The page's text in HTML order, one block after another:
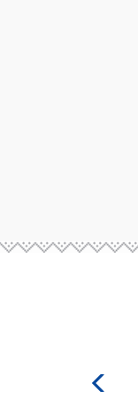
Российской